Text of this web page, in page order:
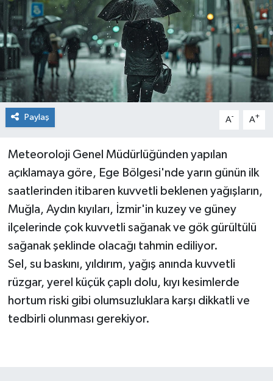
Paylaş A- A+
Meteoroloji Genel Müdürlüğünden yapılan
açıklamaya göre, Ege Bölgesi'nde yarın günün ilk
saatlerinden itibaren kuvvetli beklenen yağışların,
Muğla, Aydın kıyıları, İzmir'in kuzey ve güney
ilçelerinde çok kuvvetli sağanak ve gök gürültülü
sağanak şeklinde olacağı tahmin ediliyor.
Sel, su baskını, yıldırım, yağış anında kuvvetli
rüzgar, yerel küçük çaplı dolu, kıyı kesimlerde
hortum riski gibi olumsuzluklara karşı dikkatli ve
tedbirli olunması gerekiyor.
Siyaset
Spor
Teknoloji
Türkiye